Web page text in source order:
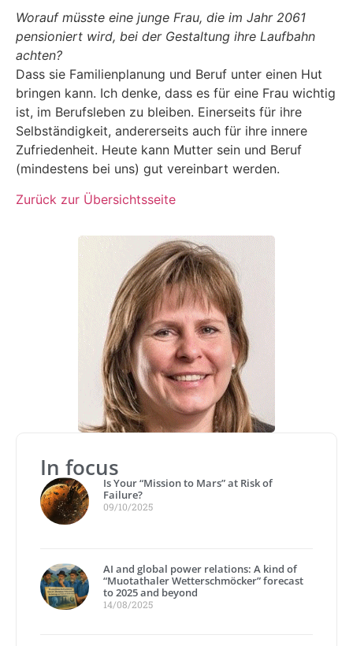
Worauf müsste eine junge Frau, die im Jahr 2061
pensioniert wird, bei der Gestaltung ihre Laufbahn
achten?
Dass sie Familienplanung und Beruf unter einen Hut
bringen kann. Ich denke, dass es für eine Frau wichtig
ist, im Berufsleben zu bleiben. Einerseits für ihre
Selbständigkeit, andererseits auch für ihre innere
Zufriedenheit. Heute kann Mutter sein und Beruf
(mindestens bei uns) gut vereinbart werden.
Zurück zur Übersichtsseite
In focus
Is Your “Mission to Mars” at Risk of
Failure?
09/10/2025
AI and global power relations: A kind of
“Muotathaler Wetterschmöcker” forecast
to 2025 and beyond
14/08/2025